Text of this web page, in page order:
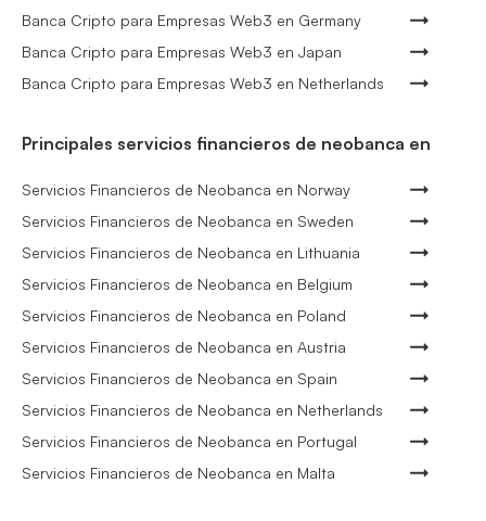
Banca Cripto para Empresas Web3 en Germany
Banca Cripto para Empresas Web3 en Japan
Banca Cripto para Empresas Web3 en Netherlands
Principales servicios financieros de neobanca en
Servicios Financieros de Neobanca en Norway
Servicios Financieros de Neobanca en Sweden
Servicios Financieros de Neobanca en Lithuania
Servicios Financieros de Neobanca en Belgium
Servicios Financieros de Neobanca en Poland
Servicios Financieros de Neobanca en Austria
Servicios Financieros de Neobanca en Spain
Servicios Financieros de Neobanca en Netherlands
Servicios Financieros de Neobanca en Portugal
Servicios Financieros de Neobanca en Malta